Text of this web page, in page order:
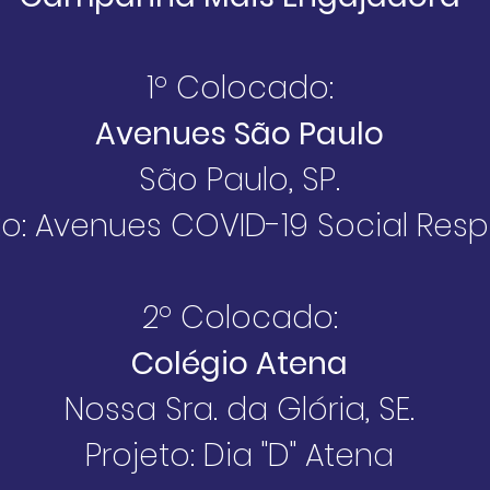
1º Colocado:
Avenues São Paulo
São Paulo, SP.
Avenues COVID-19 Social
2º Colocado:
Colégio Atena
Nossa Sra. da Glória, SE.
Projeto: Dia "D" Atena